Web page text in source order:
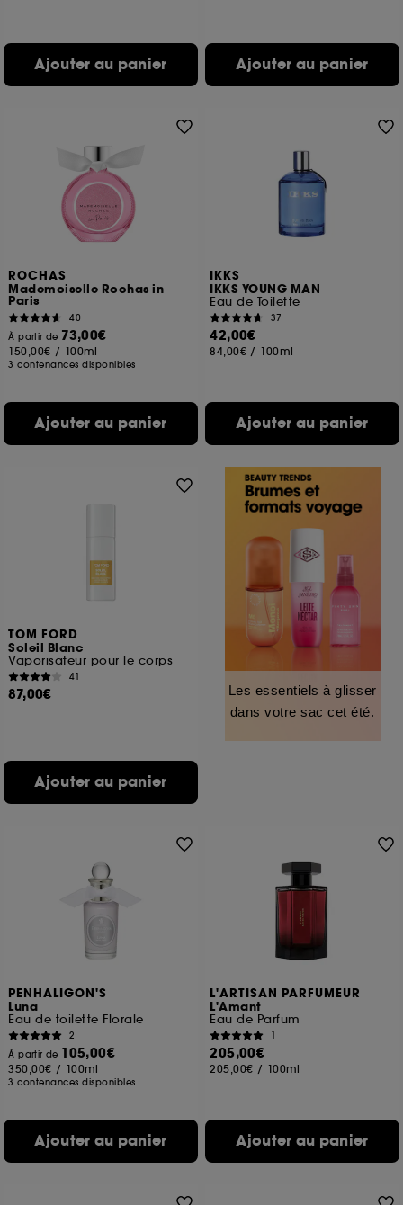
Ajouter au panier Ajouter au panier
ROCHAS
Mademoiselle Rochas in
Paris
40
À partir de 73,00€
150,00€ / 100ml
3 contenances disponibles
Ajouter au panier
IKKS
IKKS YOUNG MAN
Eau de Toilette
37
42,00€
84,00€ / 100ml
Ajouter au panier
TOM FORD
Soleil Blanc
Vaporisateur pour le corps
41
87,00€
Ajouter au panier
Les essentiels à glisser
dans votre sac cet été.
PENHALIGON'S
Luna
Eau de toilette Florale
2
À partir de 105,00€
350,00€ / 100ml
3 contenances disponibles
Ajouter au panier
L'ARTISAN PARFUMEUR
L'Amant
Eau de Parfum
1
205,00€
205,00€ / 100ml
Ajouter au panier